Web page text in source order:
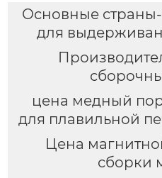
Основные
для
цена медный
для плавильной
Цена
сборки